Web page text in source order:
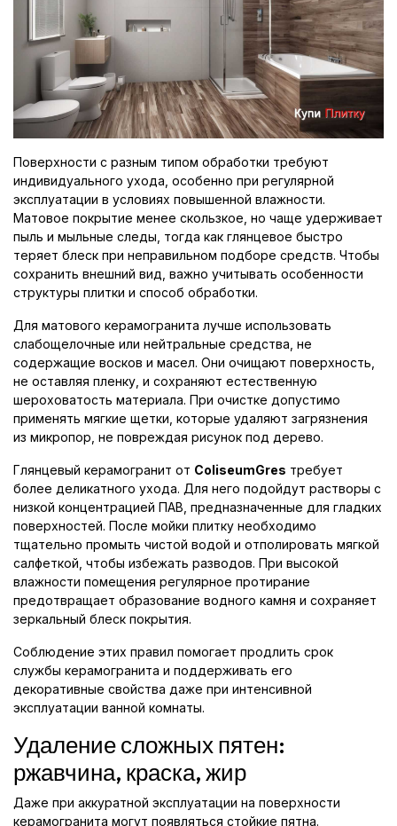
Поверхности с разным типом обработки требуют
индивидуального ухода, особенно при регулярной
эксплуатации в условиях повышенной влажности.
Матовое покрытие менее скользкое, но чаще удерживает
пыль и мыльные следы, тогда как глянцевое быстро
теряет блеск при неправильном подборе средств. Чтобы
сохранить внешний вид, важно учитывать особенности
структуры плитки и способ обработки.
Для матового керамогранита лучше использовать
слабощелочные или нейтральные средства, не
содержащие восков и масел. Они очищают поверхность,
не оставляя пленку, и сохраняют естественную
шероховатость материала. При очистке допустимо
применять мягкие щетки, которые удаляют загрязнения
из микропор, не повреждая рисунок под дерево.
Глянцевый керамогранит от ColiseumGres требует
более деликатного ухода. Для него подойдут растворы с
низкой концентрацией ПАВ, предназначенные для гладких
поверхностей. После мойки плитку необходимо
тщательно промыть чистой водой и отполировать мягкой
салфеткой, чтобы избежать разводов. При высокой
влажности помещения регулярное протирание
предотвращает образование водного камня и сохраняет
зеркальный блеск покрытия.
Соблюдение этих правил помогает продлить срок
службы керамогранита и поддерживать его
декоративные свойства даже при интенсивной
эксплуатации ванной комнаты.
Удаление сложных пятен:
ржавчина, краска, жир
Даже при аккуратной эксплуатации на поверхности
керамогранита могут появляться стойкие пятна.